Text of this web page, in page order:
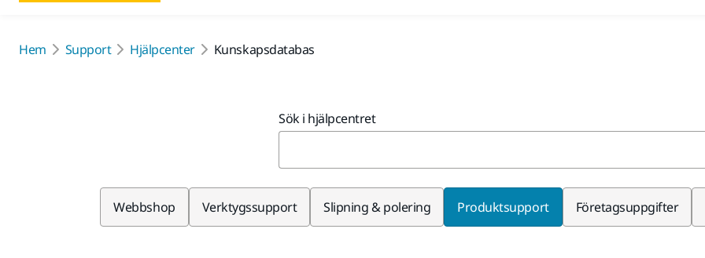
Hem Support Hjälpcenter Kunskapsdatabas
Sök i hjälpcentret
Webbshop Verktygssupport Slipning & polering Produktsupport Företagsuppgifter